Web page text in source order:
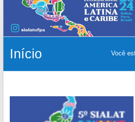
Início Você